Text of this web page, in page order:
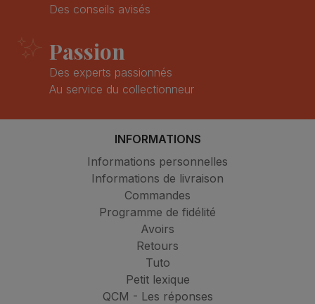
Des conseils avisés
Passion
Des experts passionnés
Au service du collectionneur
INFORMATIONS
Informations personnelles
Informations de livraison
Commandes
Programme de fidélité
Avoirs
Retours
Tuto
Petit lexique
QCM - Les réponses